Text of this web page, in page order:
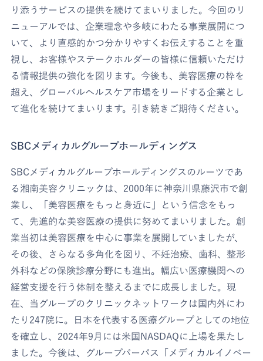
り添うサービスの提供を続けてまいりました。今回のリ
ニューアルでは、企業理念や多岐にわたる事業展開につ
いて、より直感的かつ分かりやすくお伝えすることを重
視し、お客様やステークホルダーの皆様に信頼いただけ
る情報提供の強化を図ります。今後も、美容医療の枠を
超え、グローバルヘルスケア市場をリードする企業とし
て進化を続けてまいります。引き続きご期待ください。
SBCメディカルグループホールディングス
SBCメディカルグループホールディングスのルーツであ
る湘南美容クリニックは、2000年に神奈川県藤沢市で創
業し、「美容医療をもっと身近に」という信念をもっ
て、先進的な美容医療の提供に努めてまいりました。創
業当初は美容医療を中心に事業を展開していましたが、
その後、さらなる多角化を図り、不妊治療、歯科、整形
外科などの保険診療分野にも進出。幅広い医療機関への
経営支援を行う体制を整えるまでに成長しました。現
在、当グループのクリニックネットワークは国内外にわ
たり247院に。日本を代表する医療グループとしての地位
を確立し、2024年9月には米国NASDAQに上場を果たし
ました。今後は、グループパーパス「メディカルイノベー